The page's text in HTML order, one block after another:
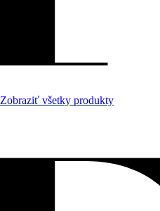
Zobraziť všetky produkty